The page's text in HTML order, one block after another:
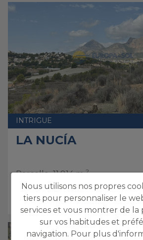
INTRIGUE
LA NUCÍA
Parcelle 11.814 m 2
Ref. 4836
Nous utilisons nos propres
tiers pour personnaliser le
services et vous montrer de la
sur vos habitudes et
navigation. Pour plus